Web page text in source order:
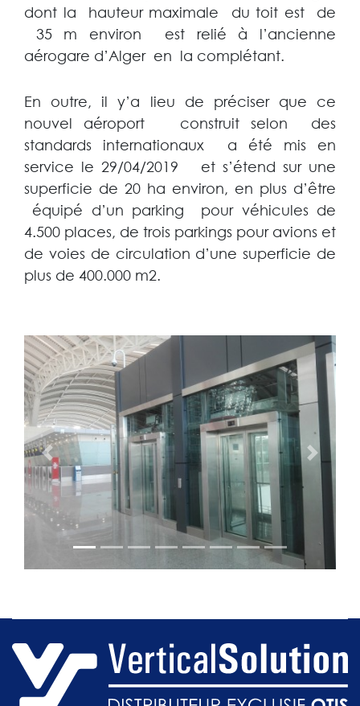
• Bedlift
• Flex
• SKG (Monte-charges non accesssible)
• Gen2 Genesis Espagne
Escalators & Trottoirs Roulants
• Escalators
• Travolators (Trottoirs Roulants)
• Art in Motion
• Panorama
• Medica
• Resista
COOPERATIVE GRANITEX, CITE 1200 LOGTS BT 2- N° 15, BAB EZZOUAR
ALGER - ALGERIE / TEL +213 (0) 23 88 47 26 / FAX +213 (0) 23 88 47 20
dont la hauteur maximale du toit est de
35 m environ est relié à l’ancienne
aérogare d’Alger en la complétant.
En outre, il y’a lieu de préciser que ce
nouvel aéroport construit selon des
standards internationaux a été mis en
service le 29/04/2019 et s’étend sur une
superficie de 20 ha environ, en plus d’être
équipé d’un parking pour véhicules de
4.500 places, de trois parkings pour avions et
de voies de circulation d’une superficie de
plus de 400.000 m2.
Previous Next